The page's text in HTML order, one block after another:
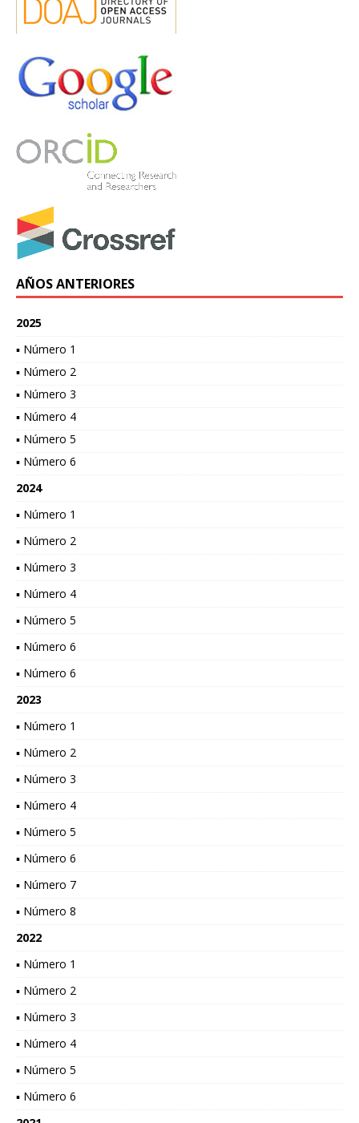
AÑOS ANTERIORES
2025
▪ Número 1
▪ Número 2
▪ Número 3
▪ Número 4
▪ Número 5
▪ Número 6
2024
▪ Número 1
▪ Número 2
▪ Número 3
▪ Número 4
▪ Número 5
▪ Número 6
▪ Número 6
2023
▪ Número 1
▪ Número 2
▪ Número 3
▪ Número 4
▪ Número 5
▪ Número 6
▪ Número 7
▪ Número 8
2022
▪ Número 1
▪ Número 2
▪ Número 3
▪ Número 4
▪ Número 5
▪ Número 6